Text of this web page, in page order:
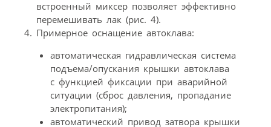
встроенный миксер позволяет эффективно
перемешивать лак (рис. 4).
Примерное оснащение автоклава:
автоматическая гидравлическая система
подъема/опускания крышки автоклава
с функцией фиксации при аварийной
ситуации (сброс давления, пропадание
электропитания);
автоматический привод затвора крышки